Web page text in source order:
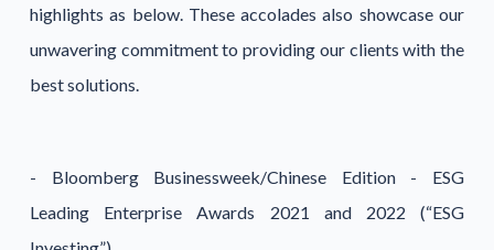
highlights as below. These accolades also showcase our
unwavering commitment to providing our clients with the
best solutions.
- Bloomberg Businessweek/Chinese Edition - ESG
Leading Enterprise Awards 2021 and 2022 (“ESG